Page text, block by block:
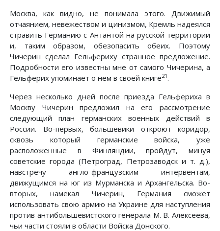
Москва, как видно, не понимала этого. Движимый
отчаянием, невежеством и цинизмом, Кремль надеялся
стравить Германию с Антантой на русской территории
и, таким образом, обезопасить обеих. Поэтому
Чичерин сделал Гельфериху странное предложение.
Подробности его известны мне от самого Чичерина, а
Гельферих упоминает о нем в своей книге21 .
Через несколько дней после приезда Гельфериха в
Москву Чичерин предложил на его рассмотрение
следующий план германских военных действий в
России. Во-первых, большевики откроют коридор,
сквозь который германские войска, уже
расположенные в Финляндии, пройдут, минуя
советские города (Петроград, Петрозаводск и т. д.),
навстречу англо-французским интервентам,
движущимся на юг из Мурманска и Архангельска. Во-
вторых, намекал Чичерин, Германия сможет
использовать свою армию на Украине для наступления
против антибольшевистского генерала М. В. Алексеева,
чьи части стояли в области Войска Донского.